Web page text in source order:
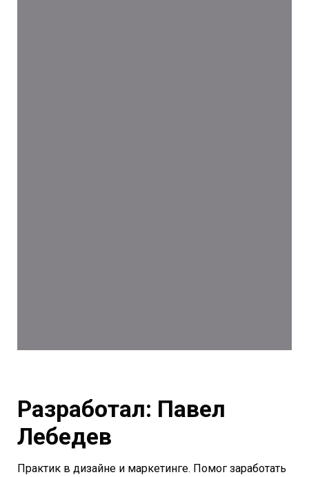
Разработал: Павел
Лебедев
Практик в дизайне и маркетинге. Помог заработать